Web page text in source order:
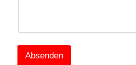
Absenden